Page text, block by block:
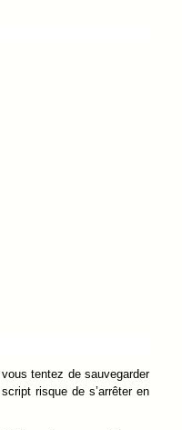
tentez de sauvegarder
risque de s’arrêter en